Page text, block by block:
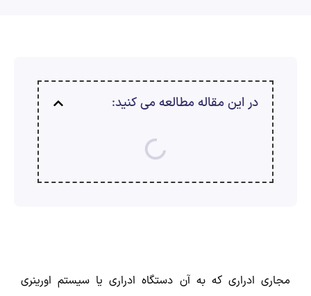
در این مقاله مطالعه می کنید:
مجاری ادراری که به آن دستگاه ادراری یا سیستم اورینری
ارسال